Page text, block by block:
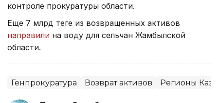
контроле прокуратуры области.
Еще 7 млрд теңге из возвращенных активов
направили на воду для сельчан Жамбылской
области.
Генпрокуратура Возврат активов Регионы